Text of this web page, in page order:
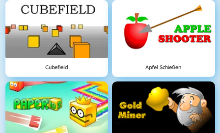
Cubefield Apfel Schießen